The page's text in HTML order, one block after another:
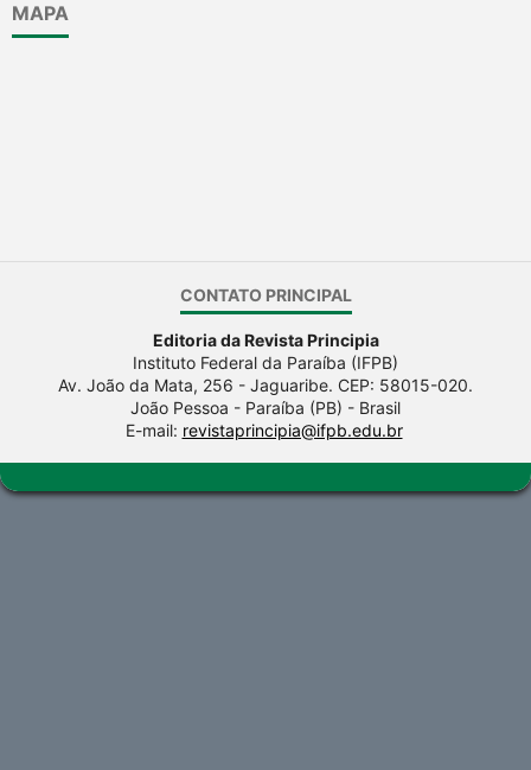
MAPA
CONTATO PRINCIPAL
Editoria da Revista Principia
Instituto Federal da Paraíba (IFPB)
Av. João da Mata, 256 - Jaguaribe. CEP: 58015-020.
João Pessoa - Paraíba (PB) - Brasil
E-mail: revistaprincipia@ifpb.edu.br